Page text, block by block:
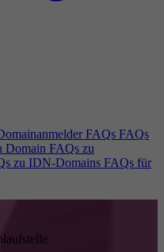
FAQs FAQs
Domain FAQs zu
zu IDN-Domains FAQs für